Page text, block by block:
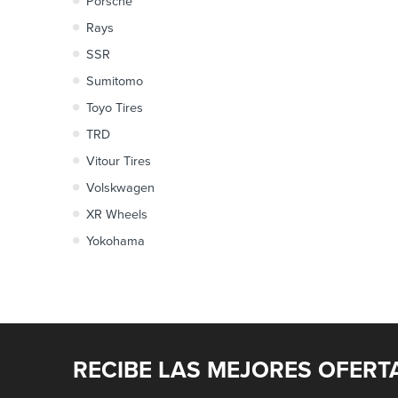
Rays
SSR
Sumitomo
Toyo Tires
TRD
Vitour Tires
Volskwagen
XR Wheels
Yokohama
RECIBE LAS MEJORES